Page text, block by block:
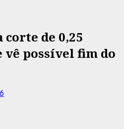
corte de 0,25
vê possível fim do